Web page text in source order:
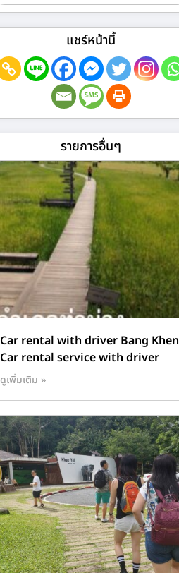
แชร์หน้านี้
รายการอื่นๆ
Car rental with driver Bang Khen
Car rental service with driver
ดูเพิ่มเติม »